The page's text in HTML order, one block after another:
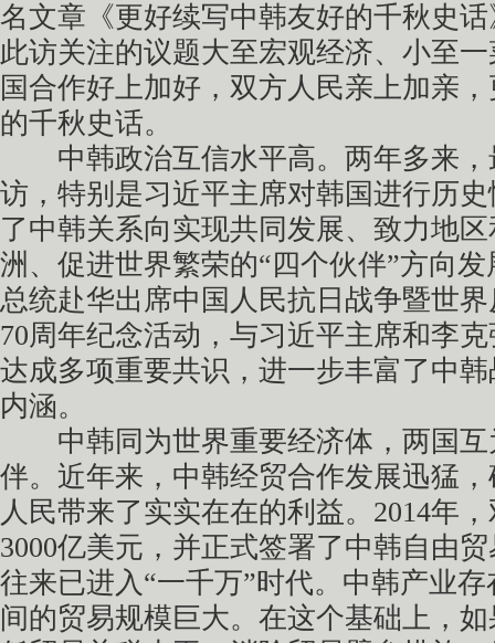
名文章《更好续写中韩友好的千秋史
此访关注的议题大至宏观经济、小至
国合作好上加好，双方人民亲上加亲
的千秋史话。
中韩政治互信水平高。两年多来，
访，特别是习近平主席对韩国进行历
了中韩关系向实现共同发展、致力地
洲、促进世界繁荣的“四个伙伴”方向
总统赴华出席中国人民抗日战争暨世
70周年纪念活动，与习近平主席和李
达成多项重要共识，进一步丰富了中
内涵。
中韩同为世界重要经济体，两国互
伴。近年来，中韩经贸合作发展迅猛
人民带来了实实在在的利益。2014年
3000亿美元，并正式签署了中韩自由
往来已进入“一千万”时代。中韩产业
间的贸易规模巨大。在这个基础上，